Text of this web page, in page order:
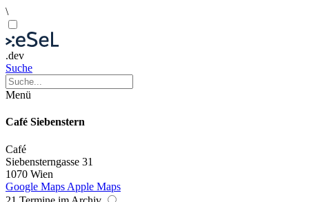
\
.dev
Suche
Menü
Café Siebenstern
Café
Siebensterngasse 31
1070 Wien
Google Maps Apple Maps